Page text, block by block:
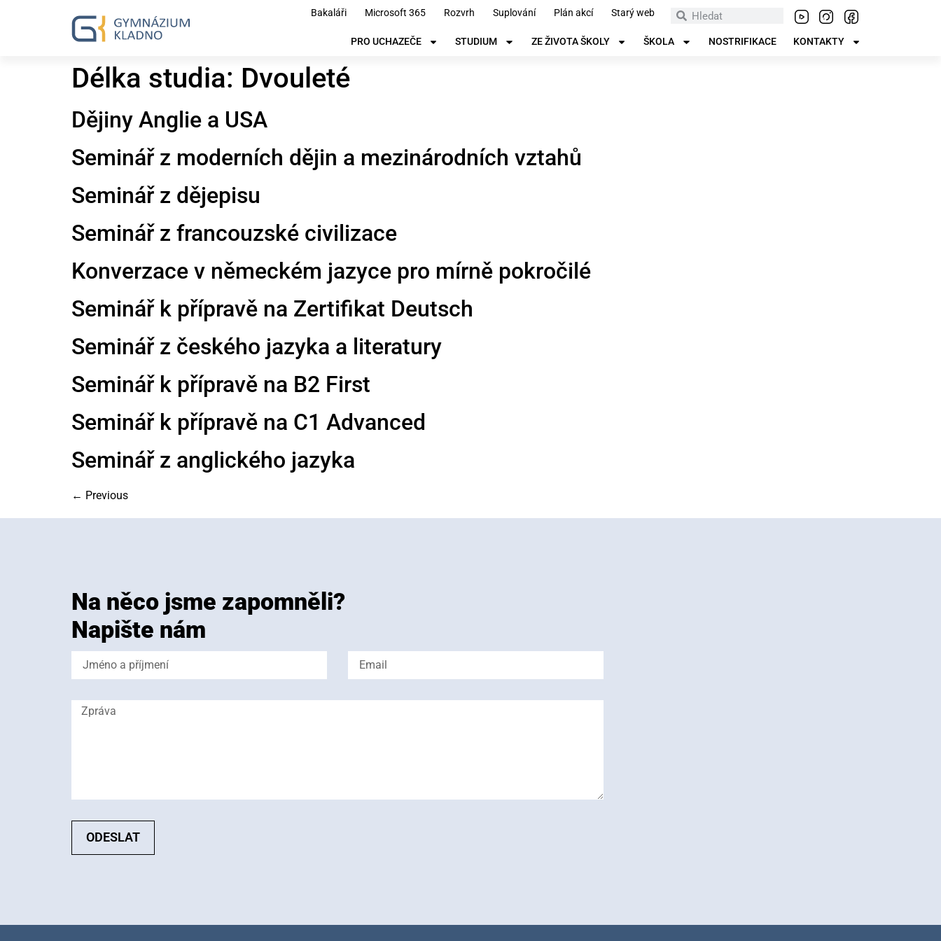
Bakaláři Microsoft 365 Rozvrh Suplování Plán akcí Starý web
PRO UCHAZEČE STUDIUM ZE ŽIVOTA ŠKOLY ŠKOLA NOSTRIFIKACE KONTAKTY
Délka studia: Dvouleté
Dějiny Anglie a USA
Seminář z moderních dějin a mezinárodních vztahů
Seminář z dějepisu
Seminář z francouzské civilizace
Konverzace v německém jazyce pro mírně pokročilé
Seminář k přípravě na Zertifikat Deutsch
Seminář z českého jazyka a literatury
Seminář k přípravě na B2 First
Seminář k přípravě na C1 Advanced
Seminář z anglického jazyka
← Previous
Na něco jsme zapomněli?
Napište nám
ODESLAT